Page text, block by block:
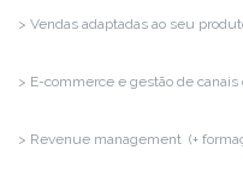
> Vendas adaptadas ao seu
> E-commerce e gestão de
> Revenue management (+